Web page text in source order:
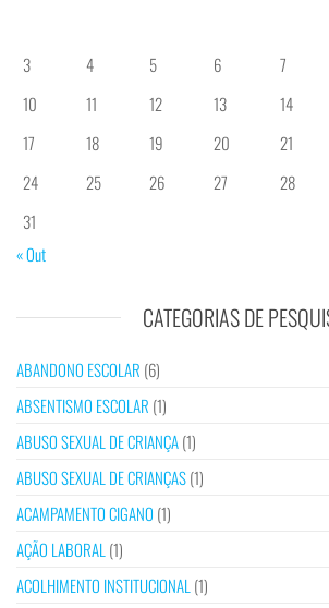
3
4 5 6 7
10
11 12 13 14
17
18 19 20 21
24
25 26 27 28
31
« Out
CATEGORIAS DE
ABANDONO ESCOLAR (6)
ABSENTISMO ESCOLAR (1)
ABUSO SEXUAL DE CRIANÇA(1)
ABUSO SEXUAL DE CRIANÇAS(1)
ACAMPAMENTO CIGANO (1)
AÇÃO LABORAL (1)
ACOLHIMENTO INSTITUCIONAL (1)